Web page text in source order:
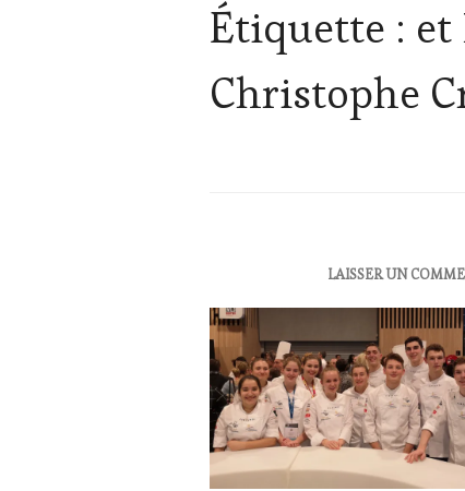
Étiquette : et
Christophe
:
WINE
TASTING
VOUCHER,
EDITION
LES
CLÉS
DU
LAISSER UN